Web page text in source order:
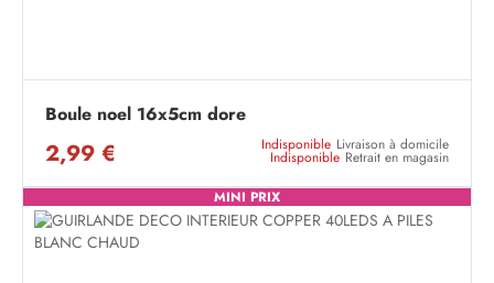
Boule noel 16x5cm dore
2,99 € Indisponible Livraison à domicile
Indisponible Retrait en magasin
MINI PRIX